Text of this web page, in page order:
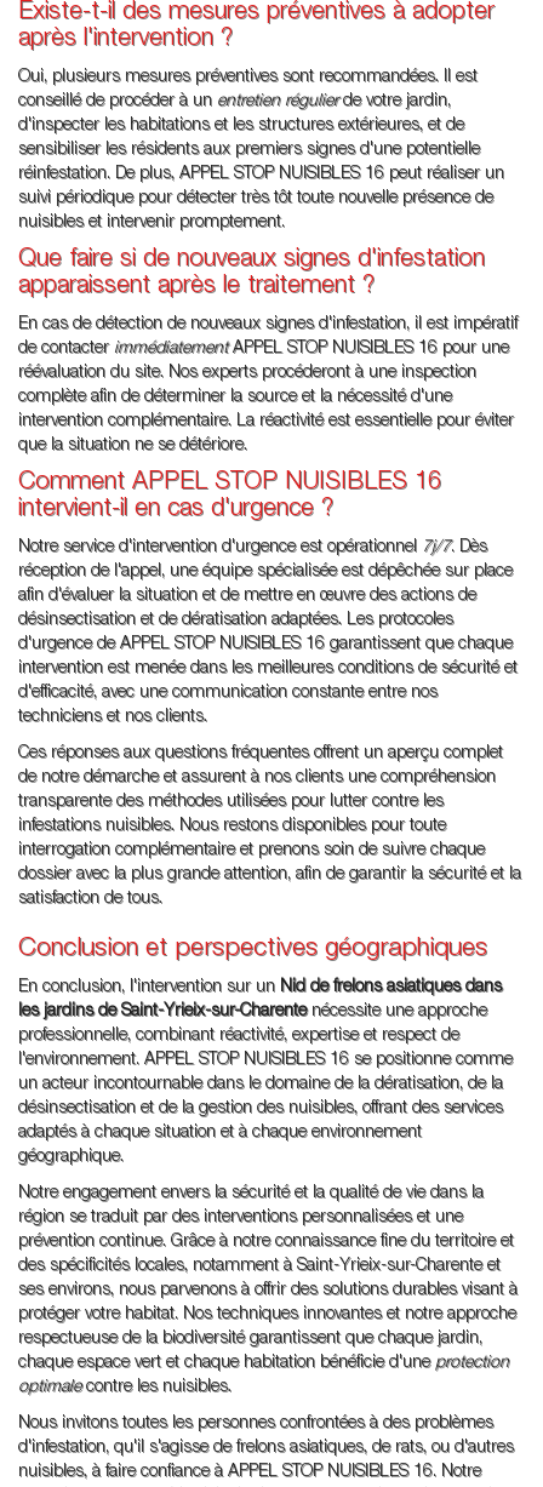
Existe-t-il des mesures préventives à adopter
après l'intervention ?
Oui, plusieurs mesures préventives sont recommandées. Il est
conseillé de procéder à un entretien régulierde votre jardin,
d'inspecter les habitations et les structures extérieures, et de
sensibiliser les résidents aux premiers signes d'une potentielle
réinfestation. De plus, APPEL STOP NUISIBLES 16 peut réaliser un
suivi périodique pour détecter très tôt toute nouvelle présence de
nuisibles et intervenir promptement.
Que faire si de nouveaux signes d'infestation
apparaissent après le traitement ?
En cas de détection de nouveaux signes d'infestation, il est impératif
de contacter immédiatementAPPEL STOP NUISIBLES 16 pour une
réévaluation du site. Nos experts procéderont à une inspection
complète afin de déterminer la source et la nécessité d'une
intervention complémentaire. La réactivité est essentielle pour éviter
que la situation ne se détériore.
Comment APPEL STOP NUISIBLES 16
intervient-il en cas d'urgence ?
Notre service d'intervention d'urgence est opérationnel 7j/7. Dès
réception de l'appel, une équipe spécialisée est dépêchée sur place
afin d'évaluer la situation et de mettre en œuvre des actions de
désinsectisation et de dératisation adaptées. Les protocoles
d'urgence de APPEL STOP NUISIBLES 16 garantissent que chaque
intervention est menée dans les meilleures conditions de sécurité et
d'efficacité, avec une communication constante entre nos
techniciens et nos clients.
Ces réponses aux questions fréquentes offrent un aperçu complet
de notre démarche et assurent à nos clients une compréhension
transparente des méthodes utilisées pour lutter contre les
infestations nuisibles. Nous restons disponibles pour toute
interrogation complémentaire et prenons soin de suivre chaque
dossier avec la plus grande attention, afin de garantir la sécurité et la
satisfaction de tous.
Conclusion et perspectives géographiques
En conclusion, l'intervention sur un Nid de frelons asiatiques dans
les jardins de Saint-Yrieix-sur-Charentenécessite une approche
professionnelle, combinant réactivité, expertise et respect de
l'environnement. APPEL STOP NUISIBLES 16 se positionne comme
un acteur incontournable dans le domaine de la dératisation, de la
désinsectisation et de la gestion des nuisibles, offrant des services
adaptés à chaque situation et à chaque environnement
géographique.
Notre engagement envers la sécurité et la qualité de vie dans la
région se traduit par des interventions personnalisées et une
prévention continue. Grâce à notre connaissance fine du territoire et
des spécificités locales, notamment à Saint-Yrieix-sur-Charente et
ses environs, nous parvenons à offrir des solutions durables visant à
protéger votre habitat. Nos techniques innovantes et notre approche
respectueuse de la biodiversité garantissent que chaque jardin,
chaque espace vert et chaque habitation bénéficie d'une protection
optimalecontre les nuisibles.
Nous invitons toutes les personnes confrontées à des problèmes
d'infestation, qu'il s'agisse de frelons asiatiques, de rats, ou d'autres
nuisibles, à faire confiance à APPEL STOP NUISIBLES 16. Notre